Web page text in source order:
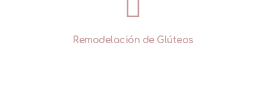
Remodelación de Glúteos